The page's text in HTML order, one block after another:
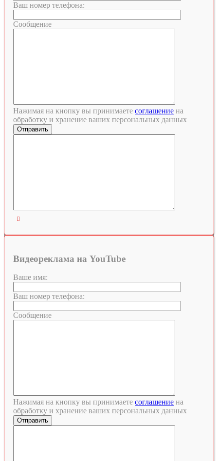
Ваш номер телефона:
Сообщение
Нажимая на кнопку вы принимаете соглашение на
обработку и хранение ваших персональных данных

Видеореклама на YouTube
Ваше имя:
Ваш номер телефона:
Сообщение
Нажимая на кнопку вы принимаете соглашение на
обработку и хранение ваших персональных данных